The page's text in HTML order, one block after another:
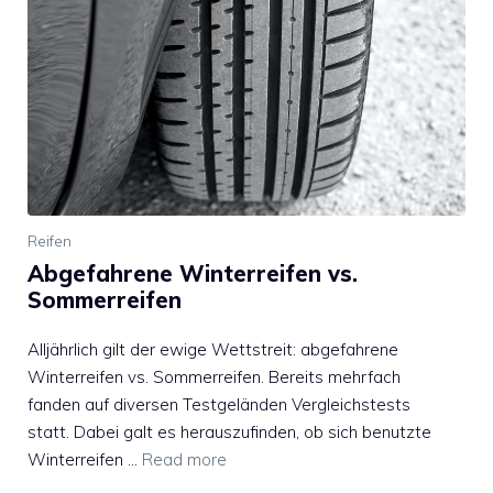
Reifen
Abgefahrene Winterreifen vs.
Sommerreifen
Alljährlich gilt der ewige Wettstreit: abgefahrene
Winterreifen vs. Sommerreifen. Bereits mehrfach
fanden auf diversen Testgeländen Vergleichstests
statt. Dabei galt es herauszufinden, ob sich benutzte
Winterreifen … Read more